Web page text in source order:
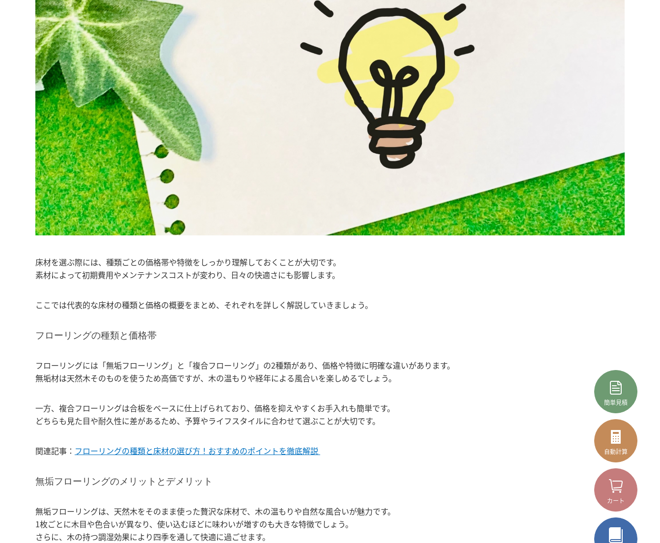
床材を選ぶ際には、種類ごとの価格帯や特徴をしっかり理解しておくことが大切です。
素材によって初期費用やメンテナンスコストが変わり、日々の快適さにも影響します。
ここでは代表的な床材の種類と価格の概要をまとめ、それぞれを詳しく解説していきましょう。
フローリングの種類と価格帯
フローリングには「無垢フローリング」と「複合フローリング」の2種類があり、価格や特徴に明確な違いがあります。
無垢材は天然木そのものを使うため高価ですが、木の温もりや経年による風合いを楽しめるでしょう。
一方、複合フローリングは合板をベースに仕上げられており、価格を抑えやすくお手入れも簡単です。
どちらも見た目や耐久性に差があるため、予算やライフスタイルに合わせて選ぶことが大切です。
関連記事： フローリングの種類と床材の選び方！おすすめのポイントを徹底解説
無垢フローリングのメリットとデメリット
無垢フローリングは、天然木をそのまま使った贅沢な床材で、木の温もりや自然な風合いが魅力です。
1枚ごとに木目や色合いが異なり、使い込むほどに味わいが増すのも大きな特徴でしょう。
さらに、木の持つ調湿効果により四季を通して快適に過ごせます。
簡単見積
自動計算
カート